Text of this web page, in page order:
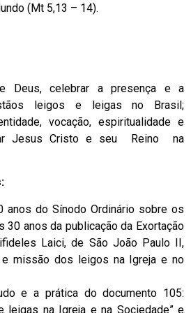
(Mt 5,13 – 14).
Deus, celebrar a presença e a
leigos e leigas no Brasil;
vocação, espiritualidade e
Jesus Cristo e seu Reino na
anos do Sínodo Ordinário sobre os
30 anos da publicação da Exortação
Laici, de São João Paulo II,
e missão dos leigos na Igreja e no
e a prática do documento 105:
leigas na Igreja e na Sociedade” e